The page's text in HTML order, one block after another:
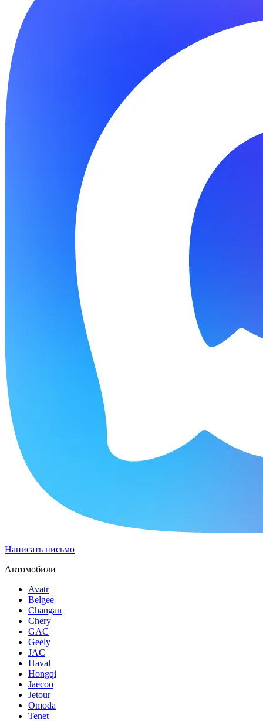
Написать письмо
Автомобили
Avatr
Belgee
Changan
Chery
GAC
Geely
JAC
Haval
Hongqi
Jaecoo
Jetour
Omoda
Tenet